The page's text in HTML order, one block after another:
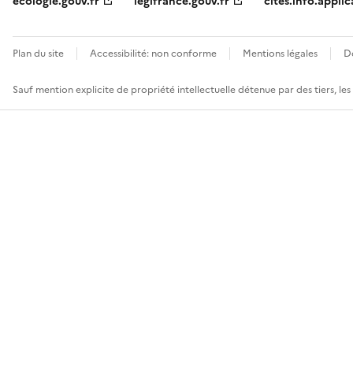
Plan du site Accessibilité: non conforme Mentions légales
Sauf mention explicite de propriété intellectuelle détenue par des tiers,